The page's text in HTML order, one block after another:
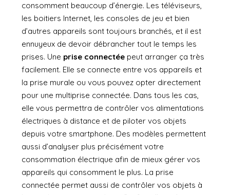
consomment beaucoup d’énergie. Les téléviseurs,
les boitiers Internet, les consoles de jeu et bien
d’autres appareils sont toujours branchés, et il est
ennuyeux de devoir débrancher tout le temps les
prises. Une prise connectée peut arranger ça très
facilement. Elle se connecte entre vos appareils et
la prise murale ou vous pouvez opter directement
pour une multiprise connectée. Dans tous les cas,
elle vous permettra de contrôler vos alimentations
électriques à distance et de piloter vos objets
depuis votre smartphone. Des modèles permettent
aussi d’analyser plus précisément votre
consommation électrique afin de mieux gérer vos
appareils qui consomment le plus. La prise
connectée permet aussi de contrôler vos objets à